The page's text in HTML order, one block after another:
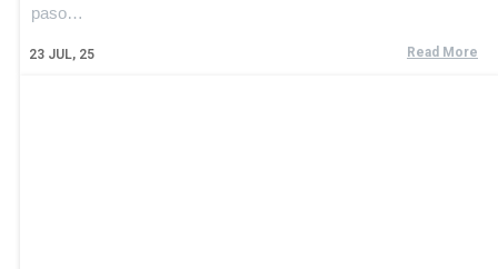
23 JUL, 25
paso…
Read More